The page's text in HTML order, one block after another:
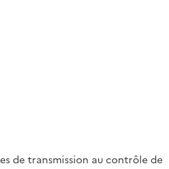
de transmission au contrôle de